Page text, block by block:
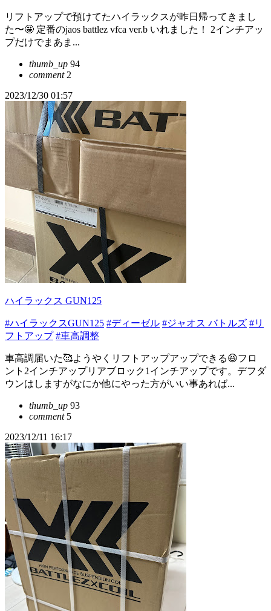
リフトアップで預けてたハイラックスが昨日帰ってきまし
た〜🤩 定番のjaos battlez vfca ver.b いれました！ 2インチアッ
プだけでまあま...
thumb_up 94
comment2
2023/12/30 01:57
ハイラックス GUN125
#ハイラックスGUN125 #ディーゼル #ジャオス バトルズ #リ
フトアップ #車高調整
車高調届いた🥰ようやくリフトアップアップできる😆フロ
ント2インチアップリアブロック1インチアップです。デフダ
ウンはしますがなにか他にやった方がいい事あれば...
thumb_up 93
comment5
2023/12/11 16:17